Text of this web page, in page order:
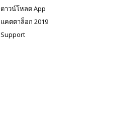
ดาวน์โหลด App
แคตตาล็อก 2019
Support